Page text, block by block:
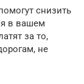
снизить
в вашем
за то,
не